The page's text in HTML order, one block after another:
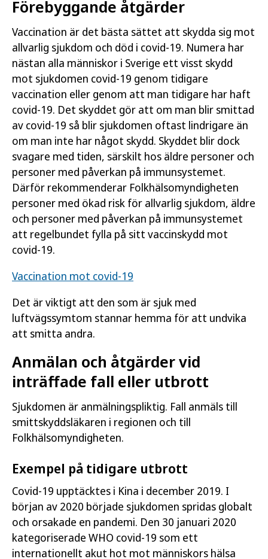
Förebyggande åtgärder
Vaccination är det bästa sättet att skydda sig mot
allvarlig sjukdom och död i covid-19. Numera har
nästan alla människor i Sverige ett visst skydd
mot sjukdomen covid‑19 genom tidigare
vaccination eller genom att man tidigare har haft
covid-19. Det skyddet gör att om man blir smittad
av covid-19 så blir sjukdomen oftast lindrigare än
om man inte har något skydd. Skyddet blir dock
svagare med tiden, särskilt hos äldre personer och
personer med påverkan på immunsystemet.
Därför rekommenderar Folkhälsomyndigheten
personer med ökad risk för allvarlig sjukdom, äldre
och personer med påverkan på immunsystemet
att regelbundet fylla på sitt vaccinskydd mot
covid-19.
Vaccination mot covid-19
Det är viktigt att den som är sjuk med
luftvägssymtom stannar hemma för att undvika
att smitta andra.
Anmälan och åtgärder vid
inträffade fall eller utbrott
Sjukdomen är anmälningspliktig. Fall anmäls till
smittskyddsläkaren i regionen och till
Folkhälsomyndigheten.
Exempel på tidigare utbrott
Covid-19 upptäcktes i Kina i december 2019. I
början av 2020 började sjukdomen spridas globalt
och orsakade en pandemi. Den 30 januari 2020
kategoriserade WHO covid-19 som ett
internationellt akut hot mot människors hälsa